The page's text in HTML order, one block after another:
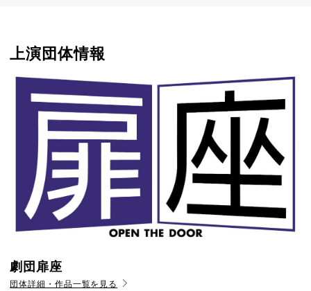
上演団体情報
劇団扉座
団体詳細・作品一覧を見る